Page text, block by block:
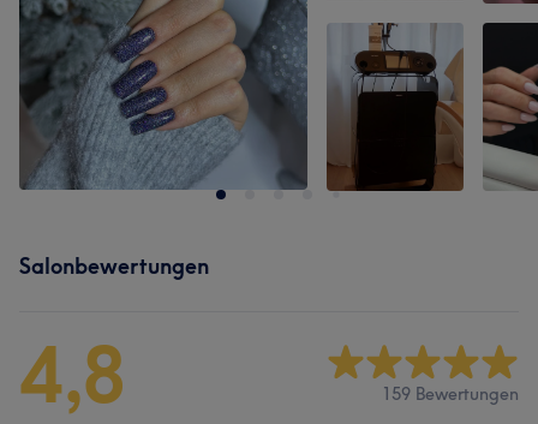
Salonbewertungen
4,8 159 Bewertungen